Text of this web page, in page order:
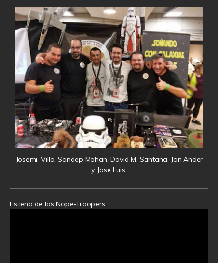
Josemi, Villa, Sandep Mohan, David M. Santana, Jon Ander
y Jose Luis.
Escena de los Nope-Troopers: